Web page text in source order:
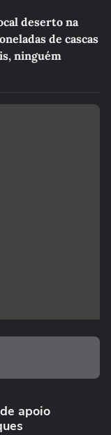
deserto na
de cascas
ninguém
apoio